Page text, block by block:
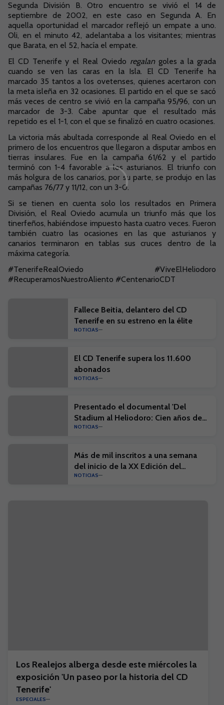
Segunda División B. Otro encuentro se vivió el 14 de
septiembre de 2002, en este caso en Segunda A. En
aquella oportunidad el marcador reflejó un empate a uno.
Oli, en el minuto 42, adelantaba a los visitantes; mientras
que Barata, en el 52, hacía el empate.
El CD Tenerife y el Real Oviedo regalangoles a la grada
cuando se ven las caras en la Isla. El CD Tenerife ha
marcado 35 tantos a los ovetenses, quienes acertaron con
la meta isleña en 32 ocasiones. El partido en el que se sacó
más veces de centro se vivió en la campaña 95/96, con un
marcador de 3-3. Cabe apuntar que el resultado más
repetido es el 1-1, con el que se finalizó en cuatro ocasiones.
La victoria más abultada corresponde al Real Oviedo en el
primero de los encuentros que llegaron a disputar ambos en
tierras insulares. Fue en la campaña 61/62 y el partido
terminó con 1-4 favorable a los asturianos. El triunfo con
más holgura de los canarios, por su parte, se produjo en las
campañas 76/77 y 11/12, con un 3-0.
Si se tienen en cuenta solo los resultados en Primera
División, el Real Oviedo acumula un triunfo más que los
tinerfeños, habiéndose impuesto hasta cuatro veces. Fueron
también cuatro las ocasiones en las que asturianos y
canarios terminaron en tablas sus cruces dentro de la
máxima categoría.
#TenerifeRealOviedo #ViveElHeliodoro
#RecuperamosNuestroAliento #CentenarioCDT
Fallece Beitia, delantero del CD
Tenerife en su estreno en la élite
NOTICIAS
El CD Tenerife supera los 11.600
abonados
NOTICIAS
Presentado el documental 'Del
Stadium al Heliodoro: Cien años de
historia'
NOTICIAS
Más de mil inscritos a una semana
del inicio de la XX Edición del
Campus Suma y el I Campus Suma
NOTICIAS
Los Realejos alberga desde este miércoles la
exposición 'Un paseo por la historia del CD
Tenerife'
ESPECIALES